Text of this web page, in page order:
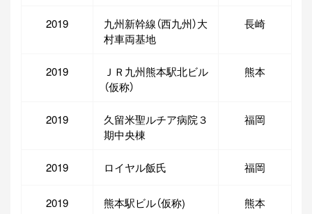
2019
九州新幹線（西九州）大
村車両基地
長崎
2019
ＪＲ九州熊本駅北ビル
（仮称）
熊本
2019
久留米聖ルチア病院３
期中央棟
福岡
2019 ロイヤル飯氏 福岡
2019 熊本駅ビル（仮称) 熊本